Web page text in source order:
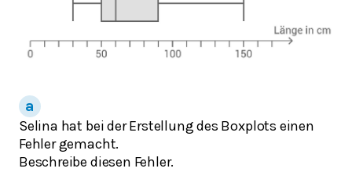
Selina hat bei der Erstellung des Boxplots einen
Fehler gemacht.
Beschreibe diesen Fehler.